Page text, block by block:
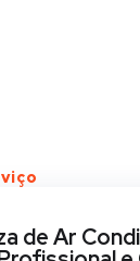
de Ar